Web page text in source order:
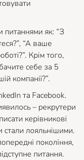
питаннями як: “З
“А ваше
Крім того,
себе за 5
компанії?”.
та Facebook.
– рекрутери
керівникові
стали лояльнішими.
покоління,
питання.